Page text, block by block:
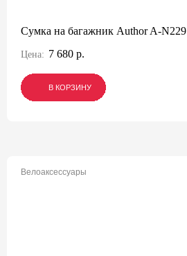
Сумка на багажник Author A-N229
Цена: 7 680 р.
В КОРЗИНУ
В КОРЗИНУ
В КОРЗИНУ
Велоаксессуары